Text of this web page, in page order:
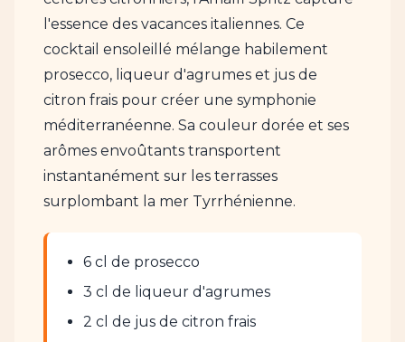
l'essence des vacances italiennes. Ce
cocktail ensoleillé mélange habilement
prosecco, liqueur d'agrumes et jus de
citron frais pour créer une symphonie
méditerranéenne. Sa couleur dorée et ses
arômes envoûtants transportent
instantanément sur les terrasses
surplombant la mer Tyrrhénienne.
6 cl de prosecco
3 cl de liqueur d'agrumes
2 cl de jus de citron frais